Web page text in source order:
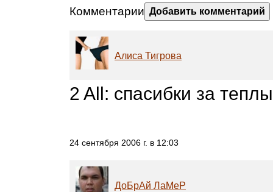
Комментарии Добавить комментарий
Алиса Тигрова
2 All: спасибки за
24 сентября 2006 г. в 12:03
ДоБрАй ЛаМеР